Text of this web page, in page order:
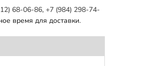
68-06-86, +7 (984) 298-74-
время для доставки.